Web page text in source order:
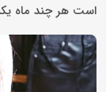
است هر چند ماه